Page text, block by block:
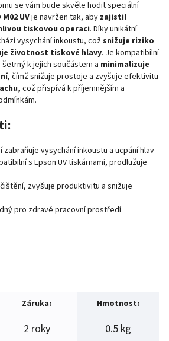
se vám bude skvěle hodit speciální
M02 UVje navržen tak, aby zajistil
tiskovou operaci. Díky unikátní
vysychání inkoustu, cožsnižuje riziko
životnost tiskové hlavy. Je kompatibilní
šetrný k jejich součástem a minimalizuje
, čímž snižuje prostoje a zvyšuje efektivitu
což přispívá k příjemnějším a
zabraňuje vysychání inkoustu a ucpání hlav
s Epson UV tiskárnami, prodlužuje
zvyšuje produktivitu a snižuje
pro zdravé pracovní prostředí
Záruka:
2 roky
Hmotnost:
0.5 kg